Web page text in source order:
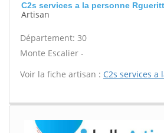
C2s services a la personne
Artisan
Département: 30
Monte Escalier -
Voir la fiche artisan : C2s services a